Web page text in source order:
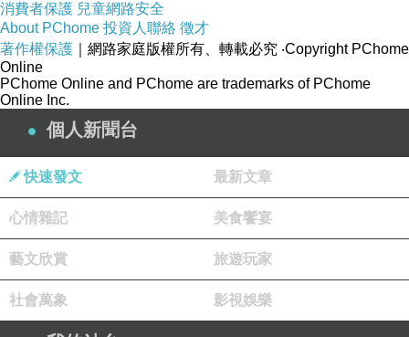
曲，可說是台灣觀眾及粉絲的集體回憶。
這回憶中也包括導演彭浩翔，他表示曾經來台灣
唸過書，那時候很愛聽台灣歌曲，尤其喜歡五月
天演唱的《志明與春嬌》，雖然是台語歌，但他
聽來極有共鳴，也因為喜歡這首歌，才有了這系
列電影。
但彭浩翔表示，其實「春嬌志明」這兩個名字，
在香港並非菜市場名，雖然他想以此為片名，但
當年在香港上映前，曾遭到各方反對，然而他仍
堅持想法，幸好第1集票房及口碑雙贏，才能發
消費者保護 兒童網路安全
About PChome 投資人聯絡 徵才
著作權保護 ｜網路家庭版權所有、轉載必究 ‧Copyright PChome
Online
PChome Online and PChome are trademarks of PChome
Online Inc.
個人新聞台
快速發文 最新文章
心情雜記 美食饗宴
藝文欣賞 旅遊玩家
社會萬象 影視娛樂